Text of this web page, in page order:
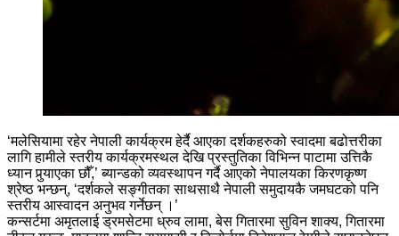
‘मलेसियामा रहेर नेपाली कार्यक्रम हेर्दै आएका दर्शकहरुको स्वादमा बढोत्तरीका
लागि हामीले स्तरीय कार्यक्रमस्थल देखि प्रस्तुतिका विभिन्न पाटामा उत्तिकै
ध्यान पुर्‍याएका छौँ,’ ब्यान्डको व्यवस्थापन गर्दै आएको नेपालयका किरणकृष्ण
श्रेष्ठ भन्छन्, ‘दर्शकले सङ्गीतका साथसाथै नेपाली समुदायकै जमघटको पनि
स्तरीय आस्वादन अनुभव गर्नेछन् ।’
कन्सर्टमा अमृतलाई ड्रमसेटमा ध्रुव लामा, बेस गितारमा सुविन शाक्य, गितारमा